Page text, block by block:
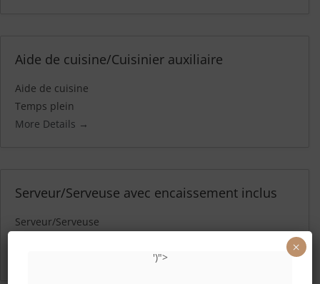
Aide de cuisine/Cuisinier auxiliaire
Aide de cuisine
Temps plein
More Details
Serveur/Serveuse avec encaissement inclus
Serveur/Serveuse
')">
×